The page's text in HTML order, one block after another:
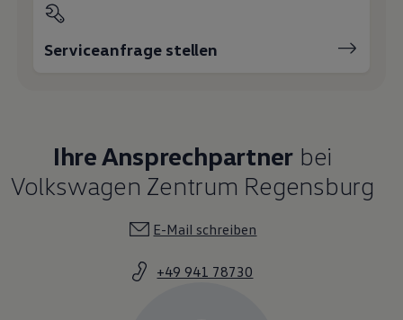
Serviceanfrage stellen
Ihre Ansprechpartner bei
Volkswagen Zentrum Regensburg
E-Mail schreiben
+49 941 78730